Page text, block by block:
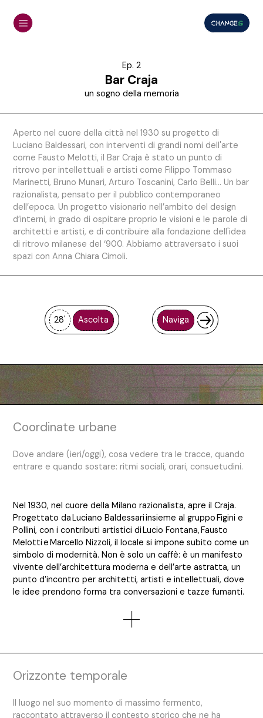
Ep. 2
Bar Craja
un sogno della memoria
Aperto nel cuore della città nel 1930 su progetto di
Luciano Baldessari, con interventi di grandi nomi dell'arte
come Fausto Melotti, il Bar Craja è stato un punto di
ritrovo per intellettuali e artisti come Filippo Tommaso
Marinetti, Bruno Munari, Arturo Toscanini, Carlo Belli... Un bar
razionalista, pensato per il pubblico contemporaneo
dell’epoca. Un progetto visionario nell’ambito del design
d’interni, in grado di ospitare proprio le visioni e le parole di
architetti e artisti, e di contribuire alla fondazione dell'idea
di ritrovo milanese del ‘900. Abbiamo attraversato i suoi
spazi con Anna Chiara Cimoli.
28' Ascolta Naviga
Coordinate urbane
Dove andare (ieri/oggi), cosa vedere tra le tracce, quando
entrare e quando sostare: ritmi sociali, orari, consuetudini.
Nel 1930, nel cuore della Milano razionalista, apre il Craja.
Progettato da Luciano Baldessari insieme al gruppo Figini e
Pollini, con i contributi artistici di Lucio Fontana, Fausto
Melotti e Marcello Nizzoli, il locale si impone subito come un
simbolo di modernità. Non è solo un caffè: è un manifesto
vivente dell’architettura moderna e dell’arte astratta, un
punto d’incontro per architetti, artisti e intellettuali, dove
le idee prendono forma tra conversazioni e tazze fumanti.
Orizzonte temporale
Il luogo nel suo momento di massimo fermento,
raccontato attraverso il contesto storico che ne ha